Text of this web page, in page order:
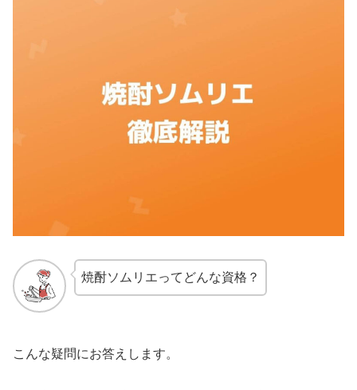
焼酎ソムリエってどんな資格？
こんな疑問にお答えします。